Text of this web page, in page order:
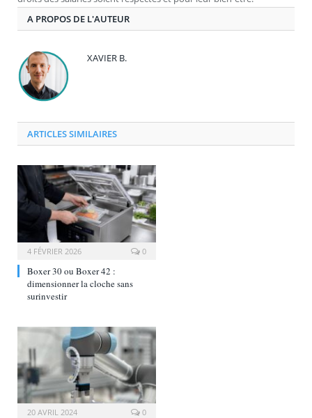
A PROPOS DE L'AUTEUR
XAVIER B.
ARTICLES SIMILAIRES
4 FÉVRIER 2026 0
Boxer 30 ou Boxer 42 :
dimensionner la cloche sans
surinvestir
20 AVRIL 2024 0